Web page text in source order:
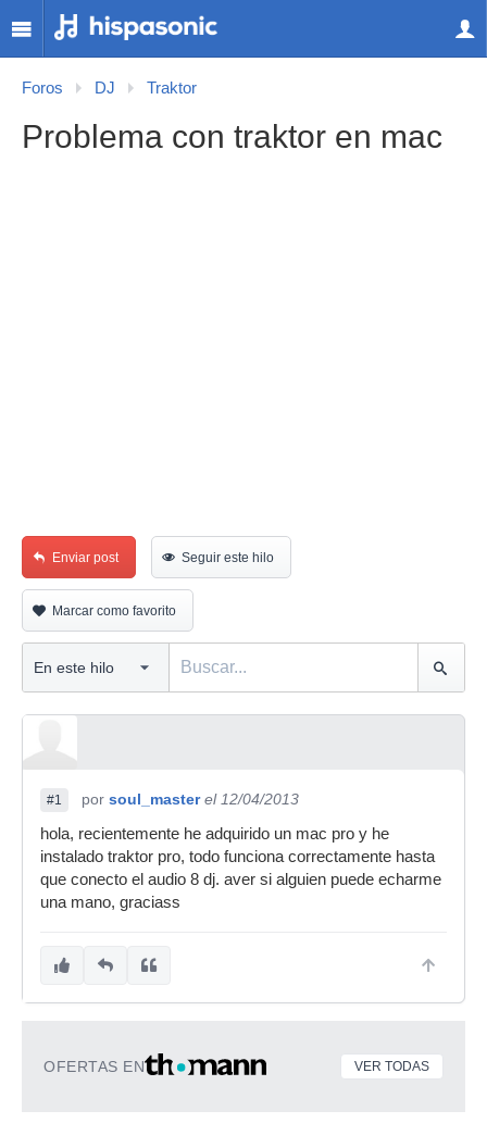
Foros DJ Traktor
Problema con traktor en mac
Enviar post Seguir este hilo
Marcar como favorito
#1 por soul_master el 12/04/2013
hola, recientemente he adquirido un mac pro y he
instalado traktor pro, todo funciona correctamente hasta
que conecto el audio 8 dj. aver si alguien puede echarme
una mano, graciass
OFERTAS EN VER TODAS